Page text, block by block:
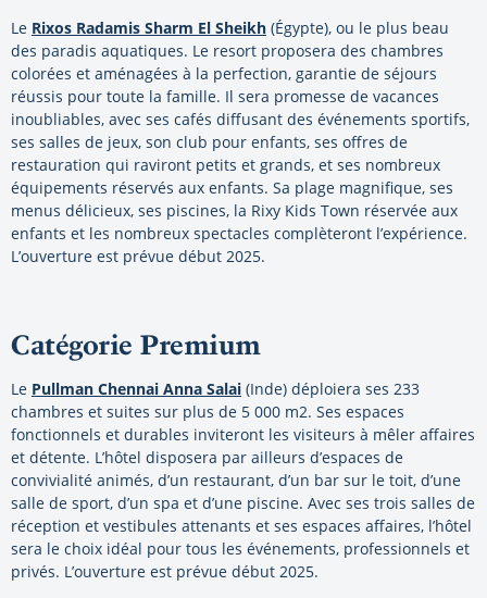
Le Rixos Radamis Sharm El Sheikh (Égypte), ou le plus beau
des paradis aquatiques. Le resort proposera des chambres
colorées et aménagées à la perfection, garantie de séjours
réussis pour toute la famille. Il sera promesse de vacances
inoubliables, avec ses cafés diffusant des événements sportifs,
ses salles de jeux, son club pour enfants, ses offres de
restauration qui raviront petits et grands, et ses nombreux
équipements réservés aux enfants. Sa plage magnifique, ses
menus délicieux, ses piscines, la Rixy Kids Town réservée aux
enfants et les nombreux spectacles complèteront l’expérience.
L’ouverture est prévue début 2025.
Catégorie Premium
Le Pullman Chennai Anna Salai (Inde) déploiera ses 233
chambres et suites sur plus de 5 000 m2. Ses espaces
fonctionnels et durables inviteront les visiteurs à mêler affaires
et détente. L’hôtel disposera par ailleurs d’espaces de
convivialité animés, d’un restaurant, d’un bar sur le toit, d’une
salle de sport, d’un spa et d’une piscine. Avec ses trois salles de
réception et vestibules attenants et ses espaces affaires, l’hôtel
sera le choix idéal pour tous les événements, professionnels et
privés. L’ouverture est prévue début 2025.